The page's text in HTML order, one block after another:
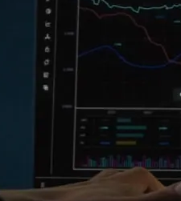
2015
2014